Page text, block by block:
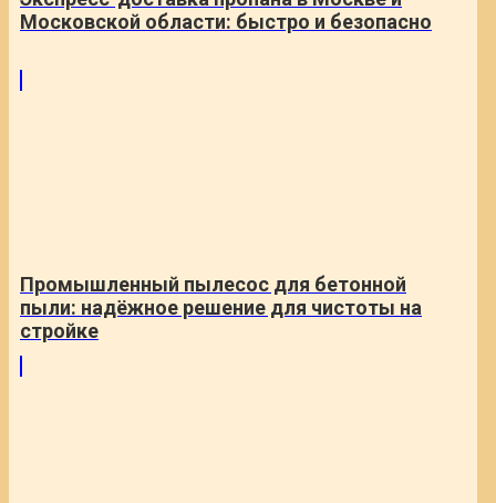
Московской области: быстро и безопасно
Промышленный пылесос для бетонной
пыли: надёжное решение для чистоты на
стройке